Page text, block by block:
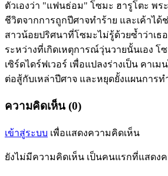
ตัวเองว่า "แฟนธ่อม" โซมะ ฮารูโตะ พร
ชีวิตจากการถูกปีศาจทำร้าย และเค้าได้
สาวน้อยปริศนาที่โซมะไม่รู้ด้วยซ้ำว่าเธ
ระหว่างที่เกิดเหตุการณ์วุ่นวายนั้นเอง โ
เซิร์ดไดร์ฟเวอร์ เพื่อแปลงร่างเป็น คาเม
ต่อสู้กับเหล่าปีศาจ และหยุดยั้งแผนการ
ความคิดเห็น (0)
เข้าสู่ระบบ เพื่อแสดงความคิดเห็น
ยังไม่มีความคิดเห็น เป็นคนแรกที่แสดง